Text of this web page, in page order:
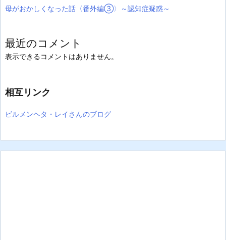
母がおかしくなった話〈番外編③〉～認知症疑惑～
最近のコメント
表示できるコメントはありません。
相互リンク
ビルメンヘタ・レイさんのブログ